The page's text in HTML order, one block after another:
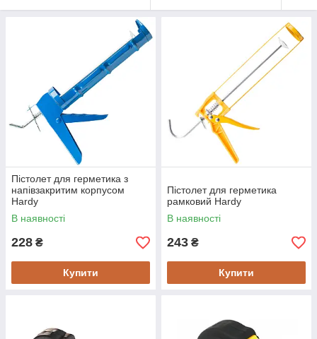
Пістолет для герметика з
напівзакритим корпусом
Hardy
В наявності
228 ₴
Купити
Пістолет для герметика
рамковий Hardy
В наявності
243 ₴
Купити